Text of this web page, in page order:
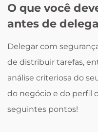
O que você
antes de
Delegar com
de distribuir tarefas,
análise criteriosa do
do negócio e do perfil
seguintes pontos!